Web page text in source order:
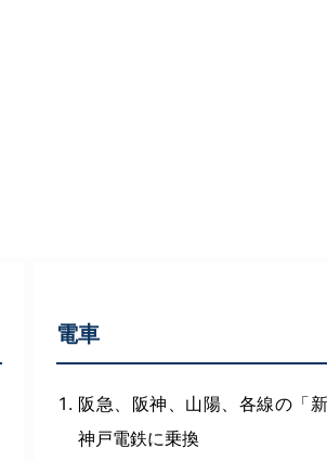
電車
阪急、阪神、山陽、各線の「
神戸電鉄に乗換